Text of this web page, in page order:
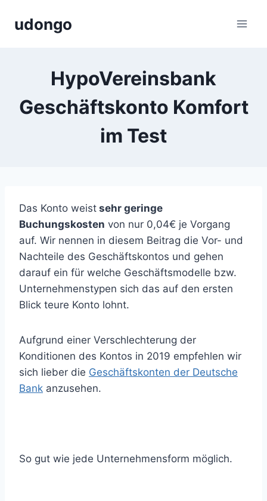
Inhaltudongo
HypoVereinsbank
Geschäftskonto Komfort
im Test
Das Konto weist sehr geringe
Buchungskosten von nur 0,04€ je Vorgang
auf. Wir nennen in diesem Beitrag die Vor- und
Nachteile des Geschäftskontos und gehen
darauf ein für welche Geschäftsmodelle bzw.
Unternehmenstypen sich das auf den ersten
Blick teure Konto lohnt.
Aufgrund einer Verschlechterung der
Konditionen des Kontos in 2019 empfehlen wir
sich lieber die Geschäftskonten der Deutsche
Bank anzusehen.
So gut wie jede Unternehmensform möglich.